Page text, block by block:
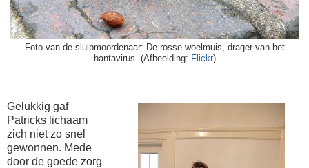
Foto van de sluipmoordenaar: De rosse woelmuis, drager van het
hantavirus. (Afbeelding: Flickr)
Gelukkig gaf
Patricks lichaam
zich niet zo snel
gewonnen. Mede
door de goede zorg